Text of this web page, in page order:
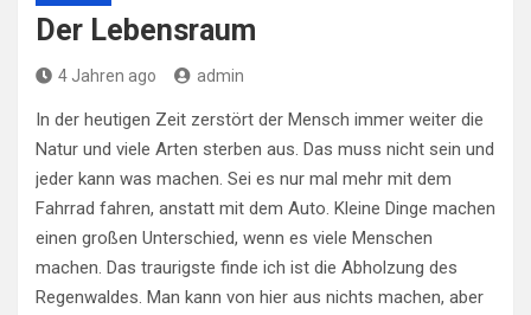
Der Lebensraum
4 Jahren ago admin
In der heutigen Zeit zerstört der Mensch immer weiter die
Natur und viele Arten sterben aus. Das muss nicht sein und
jeder kann was machen. Sei es nur mal mehr mit dem
Fahrrad fahren, anstatt mit dem Auto. Kleine Dinge machen
einen großen Unterschied, wenn es viele Menschen
machen. Das traurigste finde ich ist die Abholzung des
Regenwaldes. Man kann von hier aus nichts machen, aber